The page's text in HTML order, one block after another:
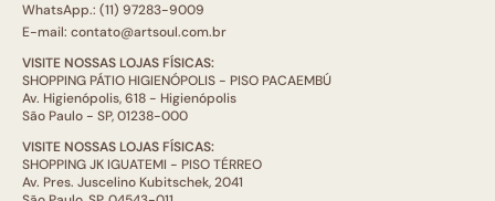
WhatsApp.: (11) 97283-9009
E-mail: contato@artsoul.com.br
VISITE NOSSAS LOJAS FÍSICAS:
SHOPPING PÁTIO HIGIENÓPOLIS - PISO PACAEMBÚ
Av. Higienópolis, 618 - Higienópolis
São Paulo - SP, 01238-000
VISITE NOSSAS LOJAS FÍSICAS:
SHOPPING JK IGUATEMI - PISO TÉRREO
Av. Pres. Juscelino Kubitschek, 2041